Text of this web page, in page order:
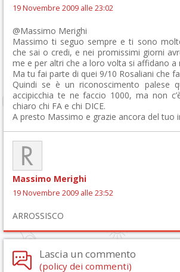
19 Novembre 2009 alle 23:02
@Massimo Merighi
Massimo ti seguo sempre e ti sono
che sai o credi, e nei promissimi giorni
me e per altri che a loro volta si affidano a
Ma tu fai parte di quei 9/10 Rosaliani che
Quindi se è un riconoscimento palese
accipicchia te ne faccio 1000, ma non
chiaro chi FA e chi DICE.
A presto Massimo e grazie ancora del tuo
Massimo Merighi
19 Novembre 2009 alle 23:52
ARROSSISCO
Lascia un commento
(policy dei commenti)